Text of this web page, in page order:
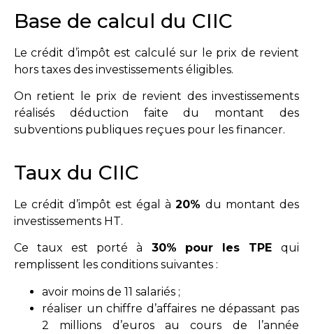
Base de calcul du CIIC
Le crédit d’impôt est calculé sur le prix de revient
hors taxes des investissements éligibles.
On retient le prix de revient des investissements
réalisés déduction faite du montant des
subventions publiques reçues pour les financer.
Taux du CIIC
Le crédit d’impôt est égal à 20% du montant des
investissements HT.
Ce taux est porté à 30% pour les TPEqui
remplissent les conditions suivantes :
avoir moins de 11 salariés ;
réaliser un chiffre d’affaires ne dépassant pas
2 millions d’euros au cours de l’année